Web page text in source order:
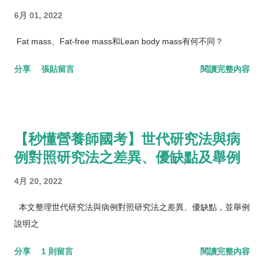
6月 01, 2022
Fat mass、Fat-free mass和Lean body mass有何不同？
分享 張貼留言 閱讀完整內容
【秒懂營養師國考】世代研究法與病
例對照研究法之差異、優缺點及舉例
4月 20, 2022
本文整理世代研究法與病例對照研究法之差異、優缺點，並舉例
說明之
分享 1 則留言 閱讀完整內容